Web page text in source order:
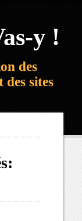
y !
des
des sites